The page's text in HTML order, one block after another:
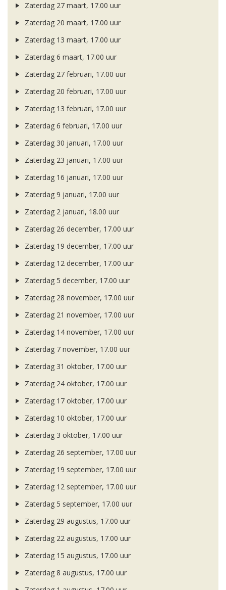
Zaterdag 27 maart, 17.00 uur
Zaterdag 20 maart, 17.00 uur
Zaterdag 13 maart, 17.00 uur
Zaterdag 6 maart, 17.00 uur
Zaterdag 27 februari, 17.00 uur
Zaterdag 20 februari, 17.00 uur
Zaterdag 13 februari, 17.00 uur
Zaterdag 6 februari, 17.00 uur
Zaterdag 30 januari, 17.00 uur
Zaterdag 23 januari, 17.00 uur
Zaterdag 16 januari, 17.00 uur
Zaterdag 9 januari, 17.00 uur
Zaterdag 2 januari, 18.00 uur
Zaterdag 26 december, 17.00 uur
Zaterdag 19 december, 17.00 uur
Zaterdag 12 december, 17.00 uur
Zaterdag 5 december, 17.00 uur
Zaterdag 28 november, 17.00 uur
Zaterdag 21 november, 17.00 uur
Zaterdag 14 november, 17.00 uur
Zaterdag 7 november, 17.00 uur
Zaterdag 31 oktober, 17.00 uur
Zaterdag 24 oktober, 17.00 uur
Zaterdag 17 oktober, 17.00 uur
Zaterdag 10 oktober, 17.00 uur
Zaterdag 3 oktober, 17.00 uur
Zaterdag 26 september, 17.00 uur
Zaterdag 19 september, 17.00 uur
Zaterdag 12 september, 17.00 uur
Zaterdag 5 september, 17.00 uur
Zaterdag 29 augustus, 17.00 uur
Zaterdag 22 augustus, 17.00 uur
Zaterdag 15 augustus, 17.00 uur
Zaterdag 8 augustus, 17.00 uur